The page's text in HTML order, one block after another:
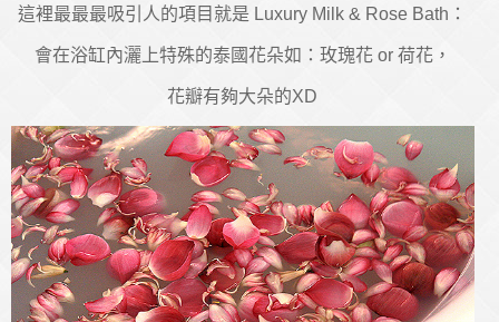
這裡最最最吸引人的項目就是 Luxury Milk & Rose Bath：
會在浴缸內灑上特殊的泰國花朵如：玫瑰花 or 荷花，
花瓣有夠大朵的XD